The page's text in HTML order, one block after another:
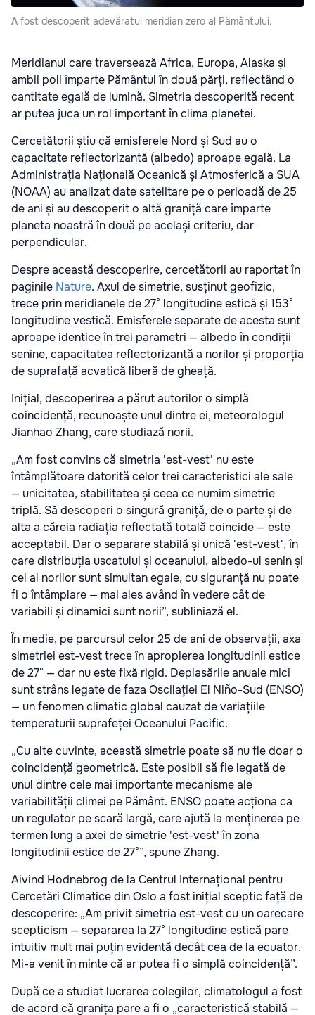
A fost descoperit adevăratul meridian zero al Pământului.
Meridianul care traversează Africa, Europa, Alaska și
ambii poli împarte Pământul în două părți, reflectând o
cantitate egală de lumină. Simetria descoperită recent
ar putea juca un rol important în clima planetei.
Cercetătorii știu că emisferele Nord și Sud au o
capacitate reflectorizantă (albedo) aproape egală. La
Administrația Națională Oceanică și Atmosferică a SUA
(NOAA) au analizat date satelitare pe o perioadă de 25
de ani și au descoperit o altă graniță care împarte
planeta noastră în două pe același criteriu, dar
perpendicular.
Despre această descoperire, cercetătorii au raportat în
paginile Nature. Axul de simetrie, susținut geofizic,
trece prin meridianele de 27° longitudine estică și 153°
longitudine vestică. Emisferele separate de acesta sunt
aproape identice în trei parametri — albedo în condiții
senine, capacitatea reflectorizantă a norilor și proporția
de suprafață acvatică liberă de gheață.
Inițial, descoperirea a părut autorilor o simplă
coincidență, recunoaște unul dintre ei, meteorologul
Jianhao Zhang, care studiază norii.
„Am fost convins că simetria 'est-vest' nu este
întâmplătoare datorită celor trei caracteristici ale sale
— unicitatea, stabilitatea și ceea ce numim simetrie
triplă. Să descoperi o singură graniță, de o parte și de
alta a căreia radiația reflectată totală coincide — este
acceptabil. Dar o separare stabilă și unică 'est-vest', în
care distribuția uscatului și oceanului, albedo-ul senin și
cel al norilor sunt simultan egale, cu siguranță nu poate
fi o întâmplare — mai ales având în vedere cât de
variabili și dinamici sunt norii”, subliniază el.
În medie, pe parcursul celor 25 de ani de observații, axa
simetriei est-vest trece în apropierea longitudinii estice
de 27° — dar nu este fixă rigid. Deplasările anuale mici
sunt strâns legate de faza Oscilației El Niño-Sud (ENSO)
— un fenomen climatic global cauzat de variațiile
temperaturii suprafeței Oceanului Pacific.
„Cu alte cuvinte, această simetrie poate să nu fie doar o
coincidență geometrică. Este posibil să fie legată de
unul dintre cele mai importante mecanisme ale
variabilității climei pe Pământ. ENSO poate acționa ca
un regulator pe scară largă, care ajută la menținerea pe
termen lung a axei de simetrie 'est-vest' în zona
longitudinii estice de 27°”, spune Zhang.
Aivind Hodnebrog de la Centrul Internațional pentru
Cercetări Climatice din Oslo a fost inițial sceptic față de
descoperire: „Am privit simetria est-vest cu un oarecare
scepticism — separarea la 27° longitudine estică pare
intuitiv mult mai puțin evidentă decât cea de la ecuator.
Mi-a venit în minte că ar putea fi o simplă coincidență”.
După ce a studiat lucrarea colegilor, climatologul a fost
de acord că granița pare a fi o „caracteristică stabilă —